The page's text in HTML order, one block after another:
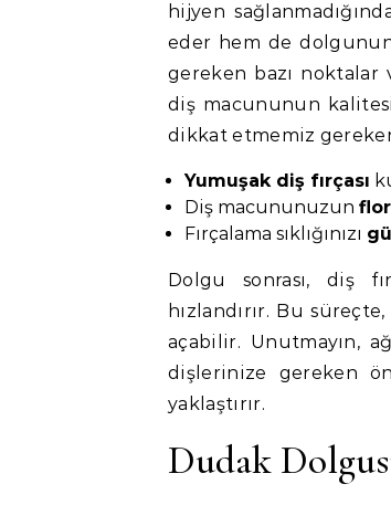
hijyen
eder hem de
gereken bazı noktalar
diş macununun
dikkat etmemiz
Yumuşak diş fırçası
Diş macununuzun
Fırçalama sıklığınızı
Dolgu sonrası, diş
hızlandırır. Bu
açabilir. Unutmayın,
dişlerinize gereken
yaklaştırır.
Dudak